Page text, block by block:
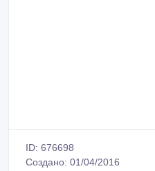
ID: 676698
Создано: 01/04/2016